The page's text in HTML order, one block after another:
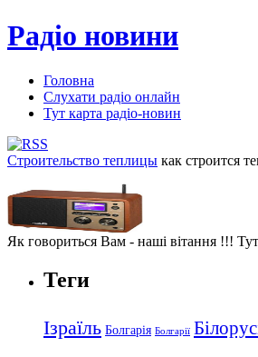
Радіо новини
Головна
Слухати радіо онлайн
Тут карта радіо-новин
Строительство теплицы как строится
Як говориться Вам - наші вітання !!!
Теги
Ізраїль Болгарія Болгарії